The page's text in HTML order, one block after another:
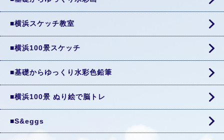
■横浜スケッチ教室
■横浜100景スケッチ
■基礎からゆっくり水彩色鉛筆
■横浜100景 ぬり絵で脳トレ
■S&eggs